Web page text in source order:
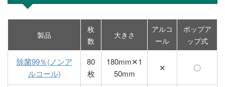
製品
枚
数
大きさ
アルコ
ール
ポップア
ップ式
除菌99％(ノンア
ルコール)
80
枚
180mm✕1
50mm
✕ 〇